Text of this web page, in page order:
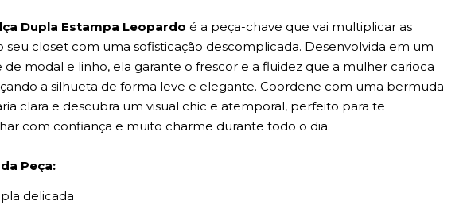
Dupla Estampa Leopardo é a peça-chave que vai multiplicar as
seu closet com uma sofisticação descomplicada. Desenvolvida em um
de modal e linho, ela garante o frescor e a fluidez que a mulher carioca
a silhueta de forma leve e elegante. Coordene com uma bermuda
clara e descubra um visual chic e atemporal, perfeito para te
com confiança e muito charme durante todo o dia.
Peça:
delicada